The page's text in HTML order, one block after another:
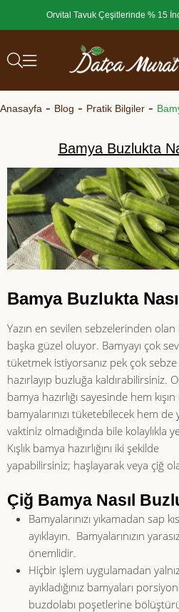
Orvital Tavuk Çeşitlerinde % 15
Anasayfa Blog Pratik Bilgiler
Bamya Buzlukta
Bamya Buzlukta
Yazın en sevilen sebzelerinden olan
başka güzel oluyor. Bamyayı çok
tüketmek istiyorsanız pek çok sebze
hazırlayıp buzluğa kaldırabilirsiniz.
bamya hazırlığı sayesinde hem
bamyalarınızı tüketebilecek hem
vaktiniz olmadığında bile kolaylıkla
Kışlık bamya hazırlığını iki şekilde
yapabilirsiniz; haşlayarak veya çiğ
Çiğ Bamya Nasıl
Bamyalarınızı yıkamadan sap
ayıklayın. Bamyalarınızın
önemlidir.
Hiçbir işlem uygulamadan
ayıkladığınız bamyaları
buzdolabı poşetlerine